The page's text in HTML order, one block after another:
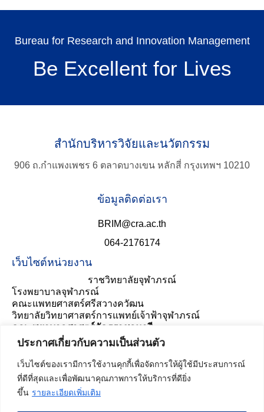
ประกาศเกี่ยวกับความเป็นส่วนตัว
เว็บไซต์ของเรามีการใช้งานคุกกี้เพื่อจัดการให้ผู้ใช้มีประสบการณ์
ที่ดีที่สุดและเพื่อพัฒนาคุณภาพการให้บริการที่ดียิ่ง
ขึ้น รายละเอียดเพิ่มเติม
TH
Bureau for Research and Innovation Management
Be Excellent for Lives
สำนักบริหารวิจัยและนวัตกรรม
906 ถ.กำแพงเพชร 6 ตลาดบางเขน หลักสี่ กรุงเทพฯ 10210
ข้อมูลติดต่อเรา
BRIM@cra.ac.th
064-2176174
เว็บไซต์หน่วยงาน
ราชวิทยาลัยจุฬาภรณ์
โรงพยาบาลจุฬาภรณ์
คณะแพทยศาสตร์ศรีสวางควัฒน
วิทยาลัยวิทยาศาสตร์การแพทย์เจ้าฟ้าจุฬาภรณ์
คณะพยาบาลศาสตร์อัครราชกุมารี
ประเมินความพึงพอใจ